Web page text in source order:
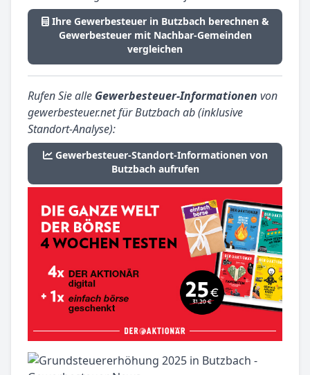
Ihre Gewerbesteuer in Butzbach berechnen &
Gewerbesteuer mit Nachbar-Gemeinden
vergleichen
Rufen Sie alle Gewerbesteuer-Informationen von
gewerbesteuer.net für Butzbach ab (inklusive
Standort-Analyse):
Gewerbesteuer-Standort-Informationen von
Butzbach aufrufen